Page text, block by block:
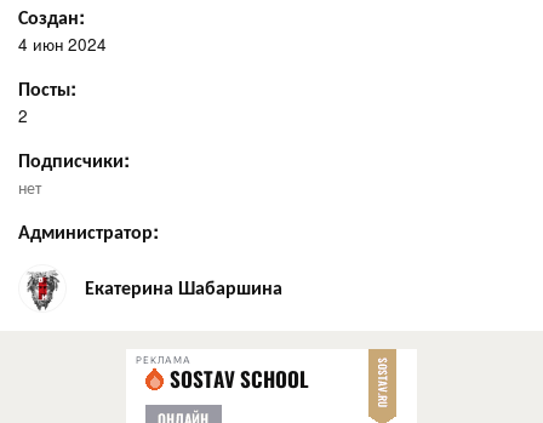
Создан:
4 июн 2024
Посты:
2
Подписчики:
нет
Администратор:
Екатерина Шабаршина
РЕКЛАМА